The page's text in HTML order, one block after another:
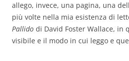
allego, invece, una pagina, una
più volte nella mia esistenza di
Pallido di David Foster Wallace, in
visibile e il modo in cui leggo e